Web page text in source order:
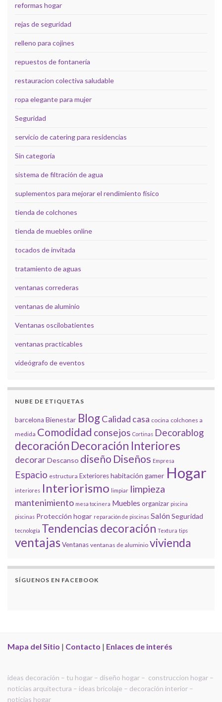
reformas hogar
rejas de seguridad
relleno para cojines
repuestos de fontanería
restauracion colectiva saludable
ropa elegante para mujer
Seguridad
servicio de catering para residencias
Sin categoría
sistema de filtración de agua
suplementos para mejorar el rendimiento físico
tienda de colchones
tienda de muebles online
tocados de invitada
tratamiento de aguas
ventanas correderas
ventanas de aluminio
Ventanas oscilobatientes
ventanas practicables
videógrafo de eventos
NUBE DE ETIQUETAS
barcelona Bienestar BlogCalidad casa cocina colchones a
medida Comodidad consejos Cortinas Decorablog
decoración Decoración Interiores
decorarDescanso diseño Diseños Empresa
Espacio estructura Exterioreshabitación gamer Hogar
interiores Interiorismo limpiar limpieza
mantenimiento mesa tocinera Muebles organizar piscina
piscinas Protección hogar reparación de piscinas SalónSeguridad
tecnología Tendencias decoración Textura tips
ventajasVentanas ventanas de aluminio vivienda
SÍGUENOS EN FACEBOOK
Mapa del Sitio | Contacto | Enlaces de interés
ideas decoración – tu hogar – diseño hogar – construccion hogar –
noticias arquitectura – ideas bricolaje – decoración interior –
noticias hogar